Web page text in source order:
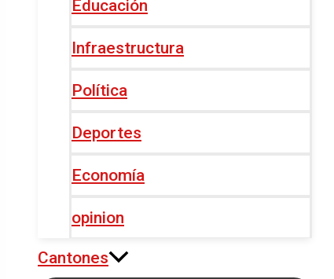
Educación
Infraestructura
Política
Deportes
Economía
opinion
Cantones